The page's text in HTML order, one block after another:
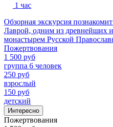
1 час
Обзорная экскурсия
Лаврой, одним из
монастырем Русской
Пожертвования
1 500 руб
группа 6 человек
250 руб
взрослый
150 руб
детский
Интересно
Пожертвования